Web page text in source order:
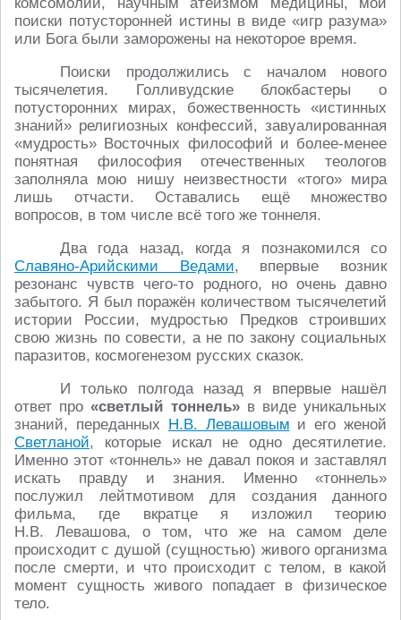
поиски потусторонней истины в виде «игр разума»
или Бога были заморожены на некоторое время.
Поиски продолжились с началом нового
тысячелетия. Голливудские блокбастеры о
потусторонних мирах, божественность «истинных
знаний» религиозных конфессий, завуалированная
«мудрость» Восточных философий и более-менее
понятная философия отечественных теологов
заполняла мою нишу неизвестности «того» мира
лишь отчасти. Оставались ещё множество
вопросов, в том числе всё того же тоннеля.
Два года назад, когда я познакомился со
Славяно-Арийскими Ведами, впервые возник
резонанс чувств чего-то родного, но очень давно
забытого. Я был поражён количеством тысячелетий
истории России, мудростью Предков строивших
свою жизнь по совести, а не по закону социальных
паразитов, космогенезом русских сказок.
И только полгода назад я впервые нашёл
ответ про«светлый тоннель»в виде уникальных
знаний, переданных Н.В. Левашовым и его женой
Светланой, которые искал не одно десятилетие.
Именно этот «тоннель» не давал покоя и заставлял
искать правду и знания. Именно «тоннель»
послужил лейтмотивом для создания данного
фильма, где вкратце я изложил теорию
Н.В. Левашова, о том, что же на самом деле
происходит с душой (сущностью) живого организма
после смерти, и что происходит с телом, в какой
момент сущность живого попадает в физическое
тело.